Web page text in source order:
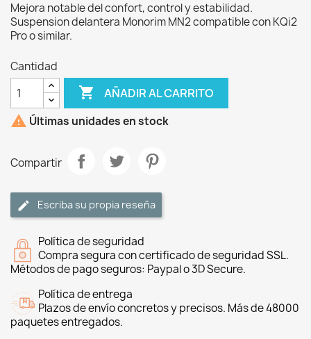
Mejora notable del confort, control y estabilidad.
Suspension delantera Monorim MN2 compatible con KQi2
Pro o similar.
Cantidad
 AÑADIR AL CARRITO
 Últimas unidades en stock
Compartir
Escriba su propia reseña
Política de seguridad
Compra segura con certificado de seguridad SSL.
Métodos de pago seguros: Paypal o 3D Secure.
Política de entrega
Plazos de envío concretos y precisos. Más de 48000
paquetes entregados.